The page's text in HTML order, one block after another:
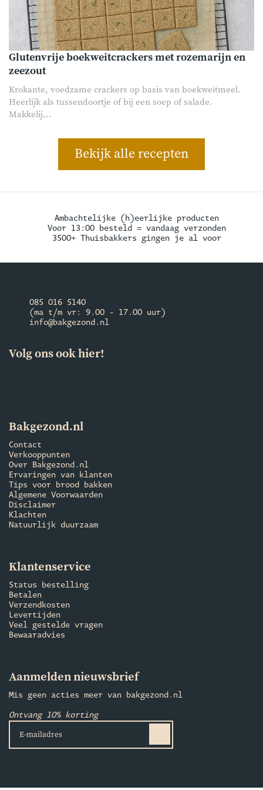
Glutenvrije boekweitcrackers met rozemarijn en
zeezout
Krokante, voedzame crackers op basis van boekweitmeel.
Heerlijk als tussendoortje of bij een soep of salade.
Makkelij...
Bekijk alle recepten
Ambachtelijke (h)eerlijke producten
Voor 13:00 besteld = vandaag verzonden
3500+ Thuisbakkers gingen je al voor
085 016 5140
(ma t/m vr: 9.00 - 17.00 uur)
info@bakgezond.nl
Volg ons ook hier!
Bakgezond.nl
Contact
Verkooppunten
Over Bakgezond.nl
Ervaringen van klanten
Tips voor brood bakken
Algemene Voorwaarden
Disclaimer
Klachten
Natuurlijk duurzaam
Klantenservice
Status bestelling
Betalen
Verzendkosten
Levertijden
Veel gestelde vragen
Bewaaradvies
Aanmelden nieuwsbrief
Mis geen acties meer van bakgezond.nl
Ontvang 10% korting